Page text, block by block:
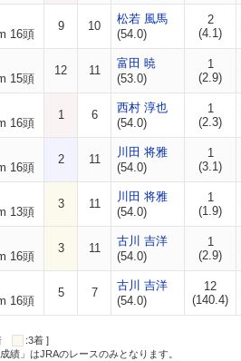
16頭
9 10
松若 風馬
(54.0)
2
(4.1)
15頭
12 11
富田 暁
(53.0)
1
(2.9)
16頭
1 6
西村 淳也
(54.0)
1
(2.3)
16頭
2 11
川田 将雅
(54.0)
1
(3.1)
13頭
3 11
川田 将雅
(54.0)
1
(1.9)
16頭
3 11
古川 吉洋
(54.0)
1
(2.9)
16頭
5 7
古川 吉洋
(54.0)
12
(140.4)
:3着 ]
績」はJRAのレースのみとなります。